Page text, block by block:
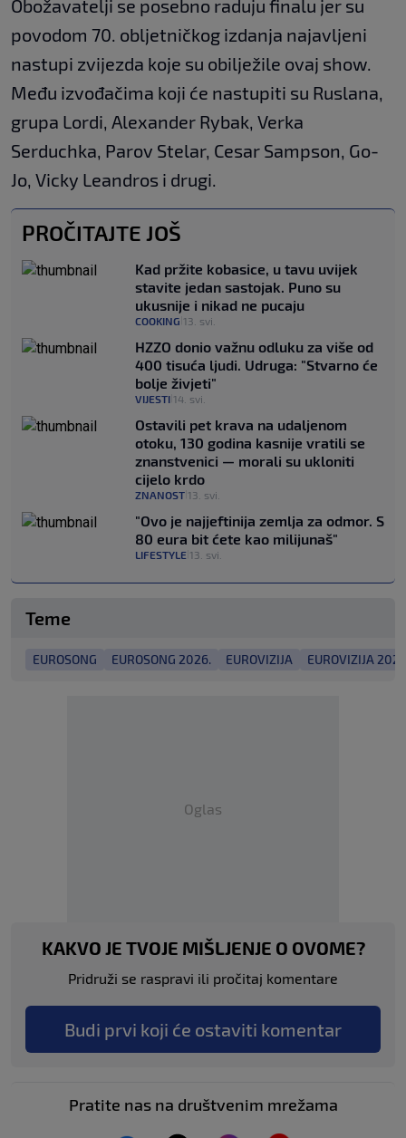
Obožavatelji se posebno raduju finalu jer su
povodom 70. obljetničkog izdanja najavljeni
nastupi zvijezda koje su obilježile ovaj show.
Među izvođačima koji će nastupiti su Ruslana,
grupa Lordi, Alexander Rybak, Verka
Serduchka, Parov Stelar, Cesar Sampson, Go-
Jo, Vicky Leandros i drugi.
PROČITAJTE JOŠ
Kad pržite kobasice, u tavu uvijek
stavite jedan sastojak. Puno su
ukusnije i nikad ne pucaju
COOKING 13. svi.
HZZO donio važnu odluku za više od
400 tisuća ljudi. Udruga: "Stvarno će
bolje živjeti"
VIJESTI 14. svi.
Ostavili pet krava na udaljenom
otoku, 130 godina kasnije vratili se
znanstvenici — morali su ukloniti
cijelo krdo
ZNANOST 13. svi.
"Ovo je najjeftinija zemlja za odmor. S
80 eura bit ćete kao milijunaš"
LIFESTYLE 13. svi.
Teme
EUROSONG EUROSONG 2026. EUROVIZIJA EUROVIZIJA
Oglas
KAKVO JE TVOJE MIŠLJENJE O OVOME?
Pridruži se raspravi ili pročitaj komentare
Budi prvi koji će ostaviti komentar
Pratite nas na društvenim mrežama